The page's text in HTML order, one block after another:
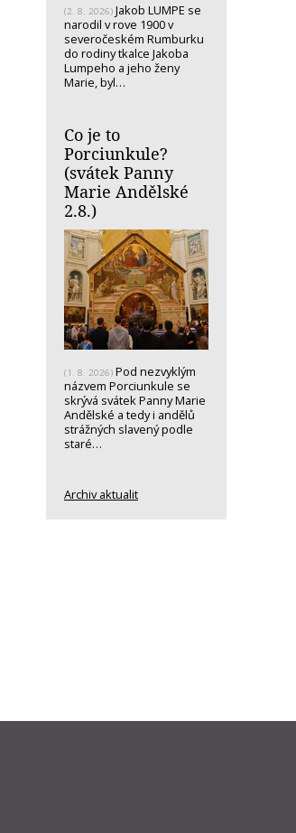
(2. 8. 2026) Jakob LUMPE se
narodil v rove 1900 v
severočeském Rumburku
do rodiny tkalce Jakoba
Lumpeho a jeho ženy
Marie, byl…
Co je to
Porciunkule?
(svátek Panny
Marie Andělské
2.8.)
(1. 8. 2026) Pod nezvyklým
názvem Porciunkule se
skrývá svátek Panny Marie
Andělské a tedy i andělů
strážných slavený podle
staré…
Archiv aktualit